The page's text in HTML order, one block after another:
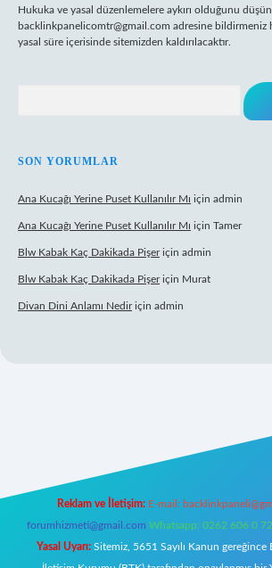
Hukuka ve yasal düzenlemelere aykırı olduğunu
backlinkpanelicomtr@gmail.com adresine bildirmeniz
yasal süre içerisinde sitemizden kaldırılacaktır.
SON YORUMLAR
Ana Kucağı Yerine Puset Kullanılır Mı için admin
Ana Kucağı Yerine Puset Kullanılır Mı için Tamer
Blw Kabak Kaç Dakikada Pişeriçin admin
Blw Kabak Kaç Dakikada Pişeriçin Murat
Divan Dini Anlamı Nediriçin admin
Reklam ve İletişim: E-mail:
forumhizmeti@gmail.com Whatsapp: 0262 606 0
Yasal Uyarı: Sitemiz, 5651 Sayılı Kanun